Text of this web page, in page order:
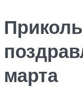
марта